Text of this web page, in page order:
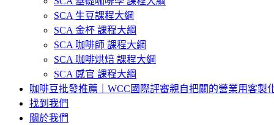
SCA 生豆課程大綱
SCA 金杯 課程大綱
SCA 咖啡師 課程大綱
SCA 咖啡烘焙 課程大綱
SCA 感官 課程大綱
咖啡豆批發推薦｜WCC國際評審親自把關的營業用客製
找到我們
關於我們